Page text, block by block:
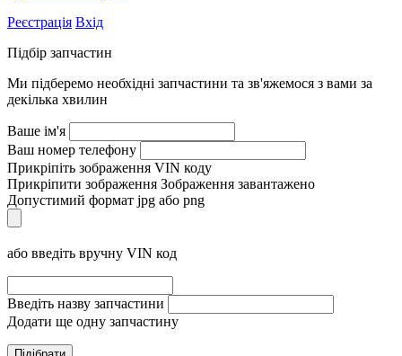
Реєстрація Вхід
Підбір запчастин
Ми підберемо необхідні запчастини та зв'яжемося з вами за
декілька хвилин
Ваше ім'я
Ваш номер телефону
Прикріпіть зображення VIN коду
Прикріпити зображення Зображення завантажено
Допустимий формат jpg або png
або введіть вручну VIN код
Введіть назву запчастини
Додати ще одну запчастину